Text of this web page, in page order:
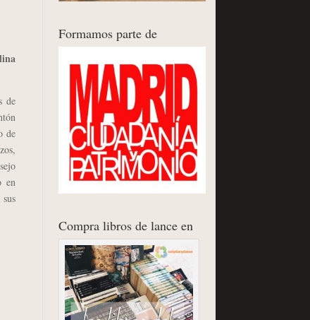
de
de
en
Formamos parte de
Compra libros de lance en